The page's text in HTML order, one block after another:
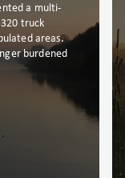
a multi-
truck
areas.
burdened